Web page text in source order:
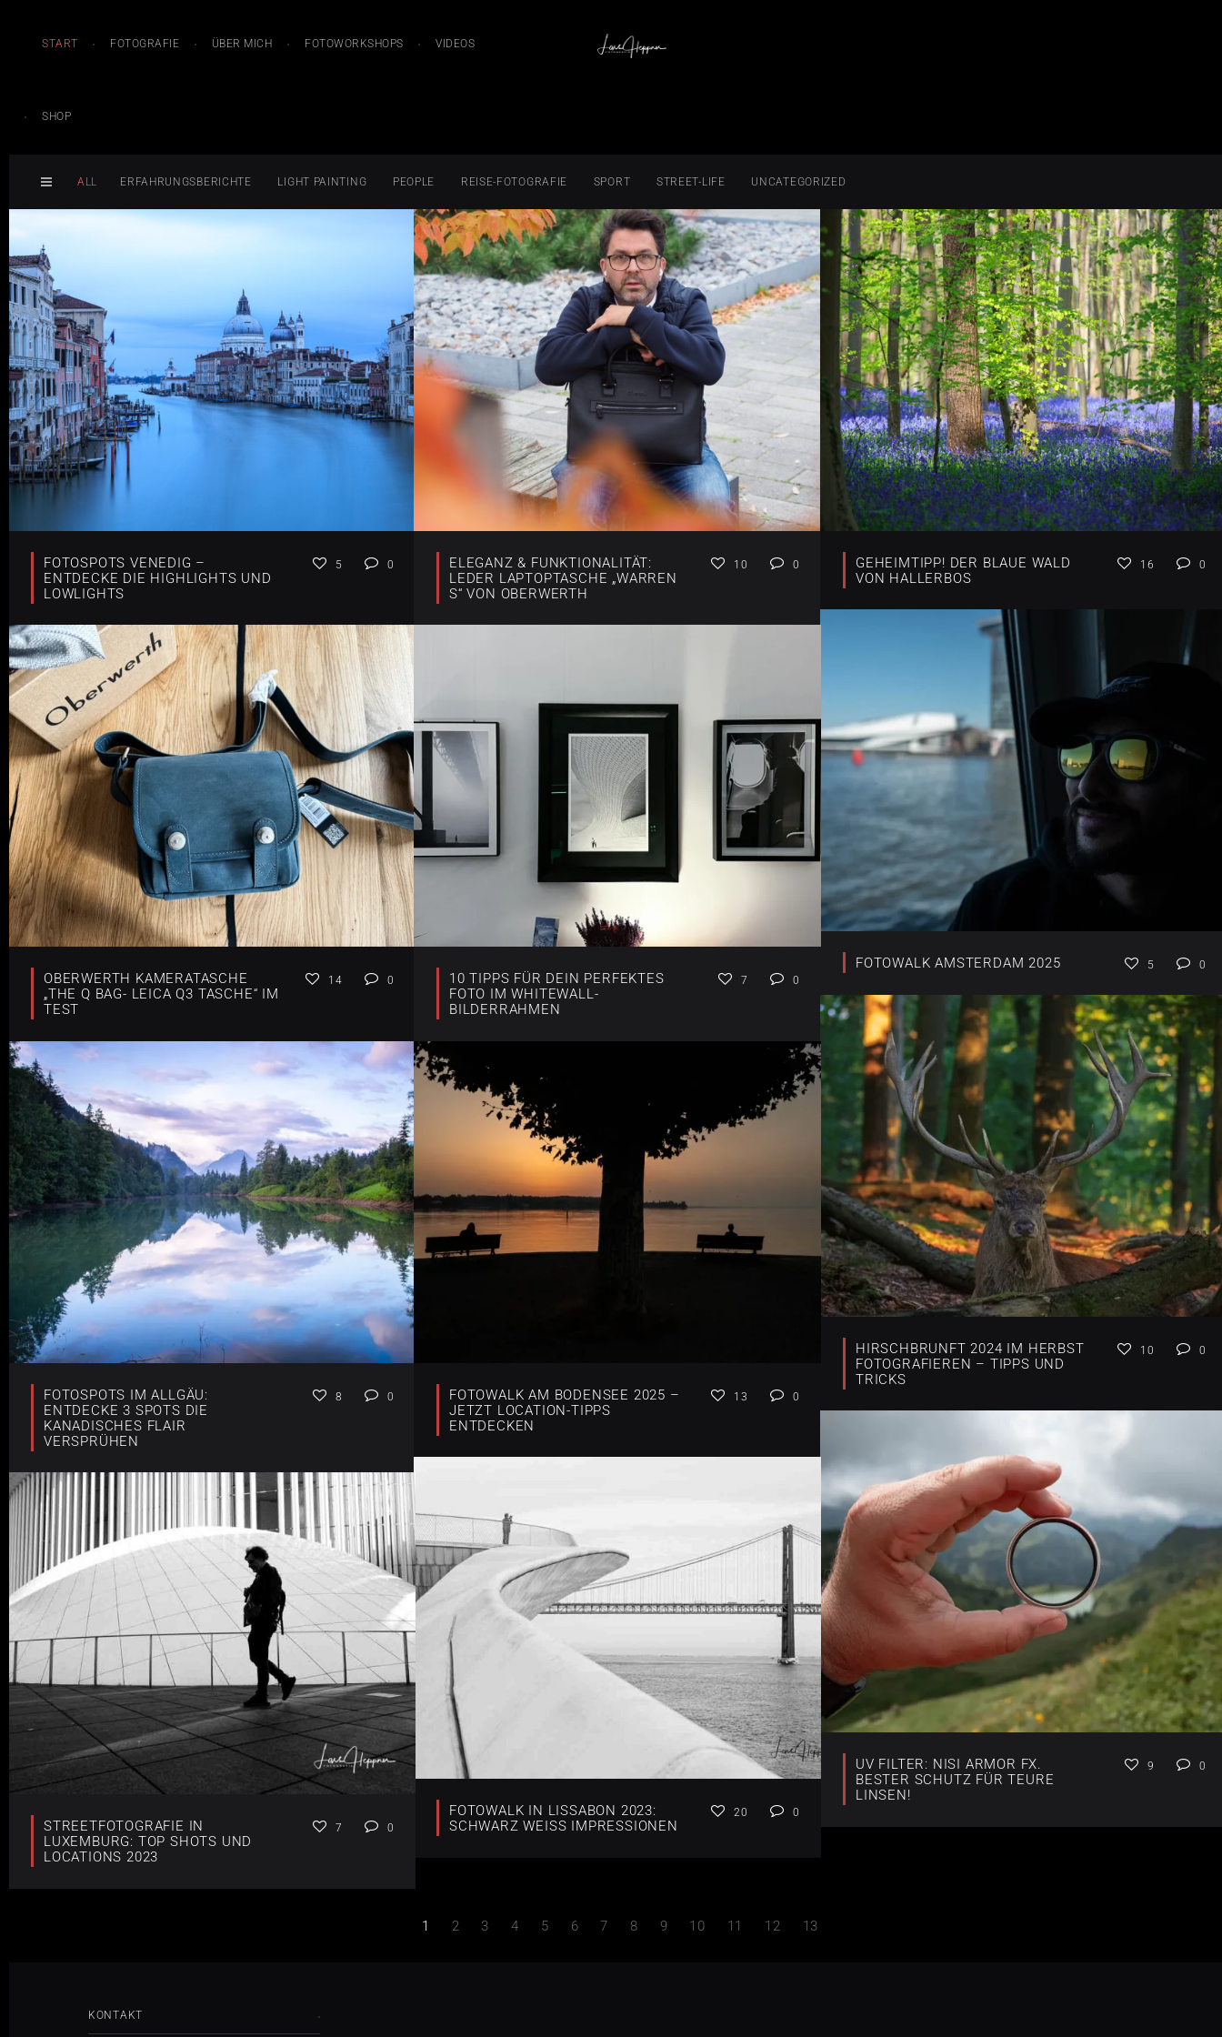
START FOTOGRAFIE ÜBER MICH FOTOWORKSHOPS VIDEOS
SHOP
ALL ERFAHRUNGSBERICHTE LIGHT PAINTING PEOPLE REISE-FOTOGRAFIE SPORT STREET-LIFE UNCATEGORIZED
FOTOSPOTS VENEDIG –
ENTDECKE DIE HIGHLIGHTS UND
LOWLIGHTS
5 0
ELEGANZ & FUNKTIONALITÄT:
LEDER LAPTOPTASCHE „WARREN
S“ VON OBERWERTH
10 0
GEHEIMTIPP! DER BLAUE WALD
VON HALLERBOS
16 0
FOTOWALK AMSTERDAM 2025 5 0
OBERWERTH KAMERATASCHE
„THE Q BAG- LEICA Q3 TASCHE“ IM
TEST
14 0
10 TIPPS FÜR DEIN PERFEKTES
FOTO IM WHITEWALL-
BILDERRAHMEN
7 0
HIRSCHBRUNFT 2024 IM HERBST
FOTOGRAFIEREN – TIPPS UND
TRICKS
10 0
FOTOSPOTS IM ALLGÄU:
ENTDECKE 3 SPOTS DIE
KANADISCHES FLAIR
VERSPRÜHEN
8 0
FOTOWALK AM BODENSEE 2025 –
JETZT LOCATION-TIPPS
ENTDECKEN
13 0
UV FILTER: NISI ARMOR FX.
BESTER SCHUTZ FÜR TEURE
LINSEN!
9 0
FOTOWALK IN LISSABON 2023:
SCHWARZ WEISS IMPRESSIONEN
20 0
STREETFOTOGRAFIE IN
LUXEMBURG: TOP SHOTS UND
LOCATIONS 2023
7 0
1 2 3 4 5 6 7 8 9 10 11 12 13
KONTAKT